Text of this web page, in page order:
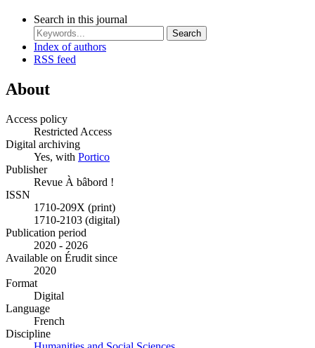
Search in this journal
Search
Index of authors
RSS feed
About
Access policy
Restricted Access
Digital archiving
Yes, with Portico
Publisher
Revue À bâbord !
ISSN
1710-209X (print)
1710-2103 (digital)
Publication period
2020 - 2026
Available on Érudit since
2020
Format
Digital
Language
French
Discipline